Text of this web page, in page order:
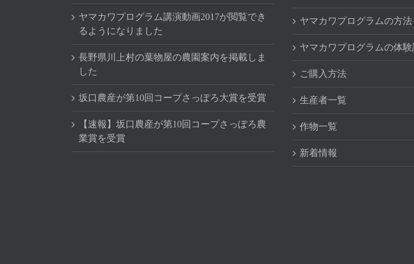
ヤマカワプログラム講演動画2017が閲覧でき
るようになりました
長野県川上村の葉物屋の農園案内を掲載しま
した
坂口農産が第10回コープさっぽろ大賞を受賞
【速報】坂口農産が第10回コープさっぽろ農
業賞を受賞
ヤマカワプログラムの方法
ヤマカワプログラムの体験
ご購入方法
生産者一覧
作物一覧
新着情報